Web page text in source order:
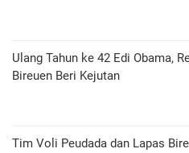
Ulang Tahun ke 42 Edi Obama,
Bireuen Beri Kejutan
Tim Voli Peudada dan Lapas